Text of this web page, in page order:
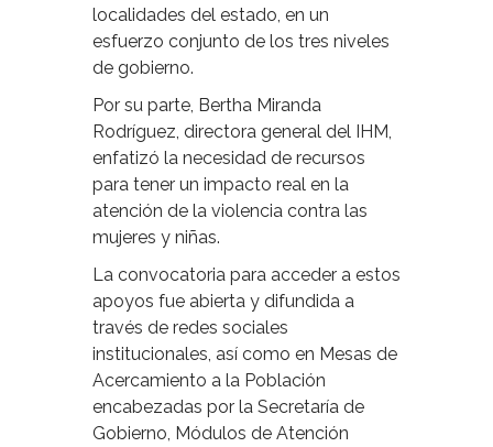
localidades del estado, en un
esfuerzo conjunto de los tres niveles
de gobierno.
Por su parte, Bertha Miranda
Rodríguez, directora general del IHM,
enfatizó la necesidad de recursos
para tener un impacto real en la
atención de la violencia contra las
mujeres y niñas.
La convocatoria para acceder a estos
apoyos fue abierta y difundida a
través de redes sociales
institucionales, así como en Mesas de
Acercamiento a la Población
encabezadas por la Secretaría de
Gobierno, Módulos de Atención